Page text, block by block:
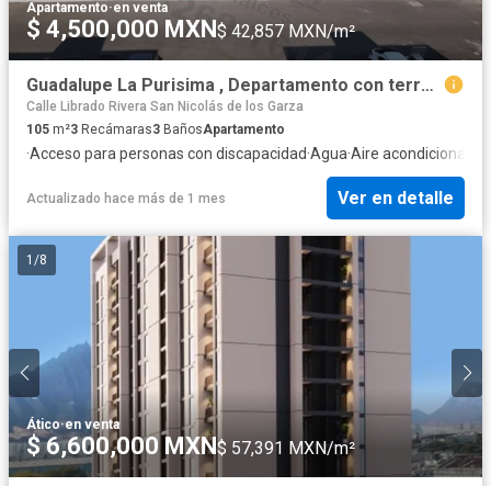
Apartamento·en venta
$ 4,500,000 MXN$ 42,857 MXN/m²
Guadalupe La Purisima , Departamento con terraza y asador.
Calle Librado Rivera San Nicolás de los Garza
105 m²3 Recámaras3 BañosApartamento
·Acceso para personas con discapacidad·Agua·Aire acondicionado
Actualizado hace más de 1 mes Ver en detalle
1 /8
Ático·en venta
$ 6,600,000 MXN$ 57,391 MXN/m²